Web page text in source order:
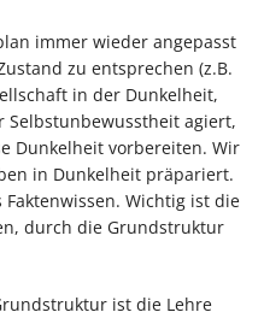
immer wieder angepasst
zu entsprechen (z.B.
in der Dunkelheit,
agiert,
Dunkelheit vorbereiten. Wir
in Dunkelheit präpariert.
Wichtig ist die
durch die Grundstruktur
ist die Lehre